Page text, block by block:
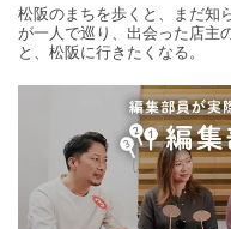
松阪のまちを歩くと、まだ知
が一人で巡り、出会った店主
と、松阪に行きたくなる。